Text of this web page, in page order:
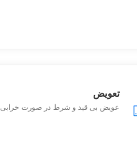
تعویض
عویض بی قید و شرط در صورت خرابی